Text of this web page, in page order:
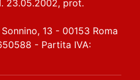
23.05.2002, prot.
13 - 00153 Roma
- Partita IVA: